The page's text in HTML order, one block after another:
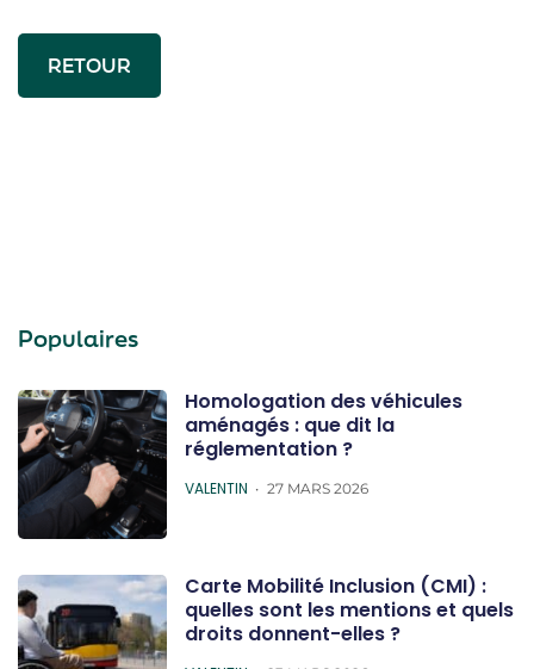
RETOUR
Populaires
Homologation des véhicules
aménagés : que dit la
réglementation ?
POSTED
VALENTIN 27 MARS 2026
Carte Mobilité Inclusion (CMI) :
quelles sont les mentions et quels
droits donnent-elles ?